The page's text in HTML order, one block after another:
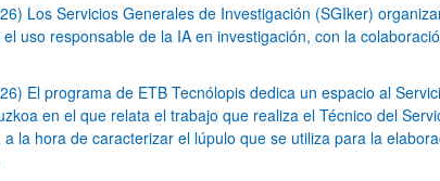
Los Servicios Generales de Investigación (SGIker)
uso responsable de la IA en investigación, con la
El programa de ETB Tecnólopis dedica un espacio al
en el que relata el trabajo que realiza el Técnico del
a la hora de caracterizar el lúpulo que se utiliza para la